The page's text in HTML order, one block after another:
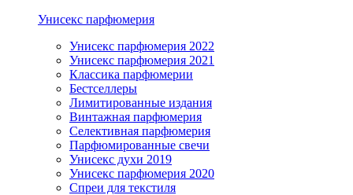
Унисекс парфюмерия
Унисекс парфюмерия 2022
Унисекс парфюмерия 2021
Классика парфюмерии
Бестселлеры
Лимитированные издания
Винтажная парфюмерия
Селективная парфюмерия
Парфюмированные свечи
Унисекс духи 2019
Унисекс парфюмерия 2020
Спреи для текстиля